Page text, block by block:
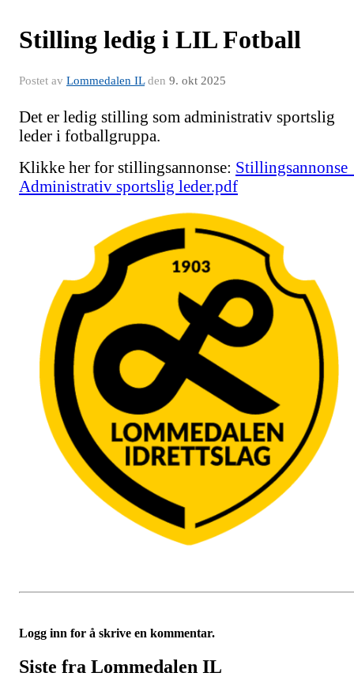
Stilling ledig i LIL Fotball
Postet av Lommedalen ILden 9. okt 2025
Det er ledig stilling som administrativ sportslig
leder i fotballgruppa.
Klikke her for stillingsannonse: Stillingsannonse
Administrativ sportslig leder.pdf
Logg inn for å skrive en kommentar.
Siste fra Lommedalen IL